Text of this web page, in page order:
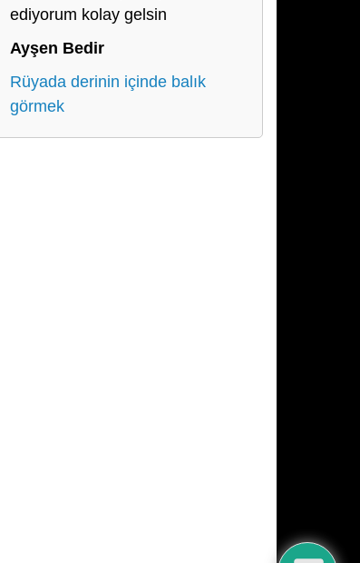
ediyorum kolay gelsin
Ayşen Bedir
Rüyada derinin içinde balık
görmek